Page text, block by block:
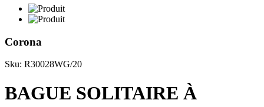
Corona
Sku: R30028WG/20
BAGUE SOLITAIRE À